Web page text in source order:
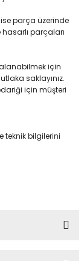
parça üzerinde
parçaları
için
saklayınız.
için müşteri
teknik bilgilerini